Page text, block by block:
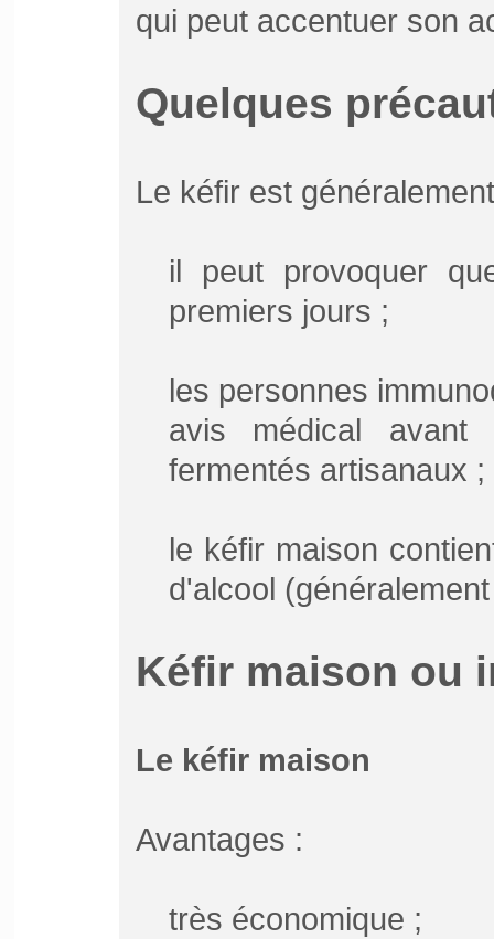
qui peut accentuer son
Quelques
Le kéfir est
il peut provoquer
premiers jours ;
les personnes
avis médical avant
fermentés artisanaux ;
le kéfir maison
d'alcool
Kéfir maison ou
Le kéfir maison
Avantages :
très économique ;